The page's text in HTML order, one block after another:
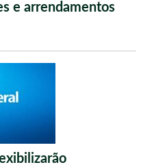
e arrendamentos